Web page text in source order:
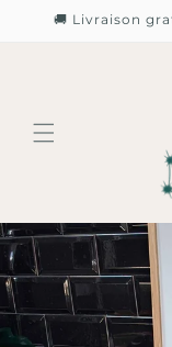
passer
🚚 Livraison